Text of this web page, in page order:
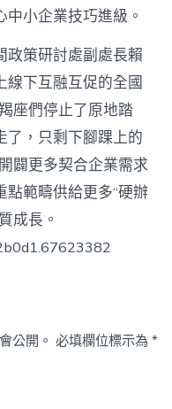
小企業技巧進級。
政策研討處副處長賴
線下互融互促的全國
座們停止了原地踏
了，只剩下腳踝上的
闢更多契合企業需求
範疇供給更多“硬辦
成長。
公開。 必填欄位標示為*